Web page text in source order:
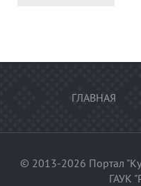
ГЛАВНАЯ
© 2013-2026 Портал
ГАУК